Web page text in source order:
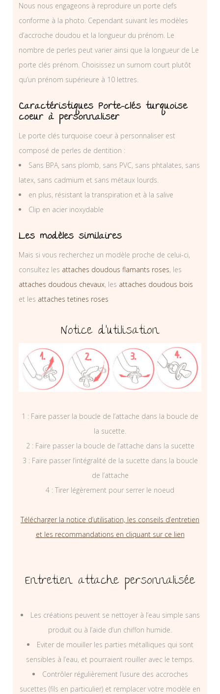
Nous nous engageons à reproduire un porte clefs
conforme à la photo. Cependant suivant les modèles
d’accroche doudou et la longueur du prénom. Le
nombre de perles peut varier ainsi que la longueur de Le
porte clés prénom. Choisissez un surnom court plutôt
qu’un prénom supérieure à 10 lettres.
Caractéristiques Porte-clés turquoise
coeur à personnaliser
Le porte clés turquoise coeur à personnaliser est
composé de perles de dentition :
Sans BPA, sans plomb, sans PVC, sans phtalates, sans
latex, sans cadmium et sans métaux lourds.
en plus, résistant la transpiration et à la salive
Clip en acier inoxydable
Les modèles similaires
Mais si vous recherchez un modèle proche de celui-ci,
consultez les attaches doudous flamants roses, les
attaches doudous chevaux, les attaches doudous bois
et les attaches tetines roses
Notice d’utilisation
1 : Faire passer la boucle de l’attache dans la boucle de
la sucette.
2 : Faire passer la boucle de l’attache dans la sucette
3 : Faire passer l’intégralité de la sucette dans la boucle
de l’attache
4 : Tirer légèrement pour serrer le noeud
Télécharger la notice d’utilisation, les conseils d’entretien
et les recommandations en cliquant sur ce lien
Entretien attache personnalisée
Les créations peuvent se nettoyer à l’eau simple sans
produit ou à l’aide d’un chiffon humide.
Eviter de mouiller les parties métalliques qui sont
sensibles à l’eau, et pourraient rouiller avec le temps.
Contrôler régulièrement l’usure des accroches
sucettes (fils en particulier) et remplacer votre modèle en